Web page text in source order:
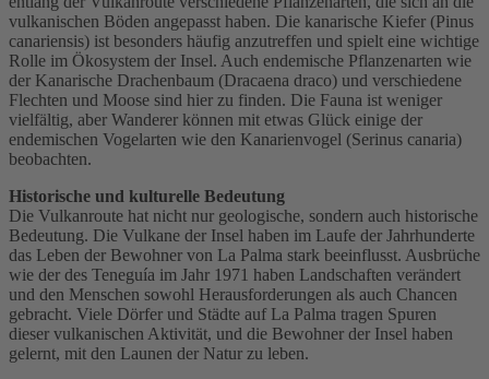
vulkanischen Böden angepasst haben. Die kanarische Kiefer (Pinus
canariensis) ist besonders häufig anzutreffen und spielt eine wichtige
Rolle im Ökosystem der Insel. Auch endemische Pflanzenarten wie
der Kanarische Drachenbaum (Dracaena draco) und verschiedene
Flechten und Moose sind hier zu finden. Die Fauna ist weniger
vielfältig, aber Wanderer können mit etwas Glück einige der
endemischen Vogelarten wie den Kanarienvogel (Serinus canaria)
beobachten.
Historische und kulturelle Bedeutung
Die Vulkanroute hat nicht nur geologische, sondern auch historische
Bedeutung. Die Vulkane der Insel haben im Laufe der Jahrhunderte
das Leben der Bewohner von La Palma stark beeinflusst. Ausbrüche
wie der des Teneguía im Jahr 1971 haben Landschaften verändert
und den Menschen sowohl Herausforderungen als auch Chancen
gebracht. Viele Dörfer und Städte auf La Palma tragen Spuren
dieser vulkanischen Aktivität, und die Bewohner der Insel haben
gelernt, mit den Launen der Natur zu leben.